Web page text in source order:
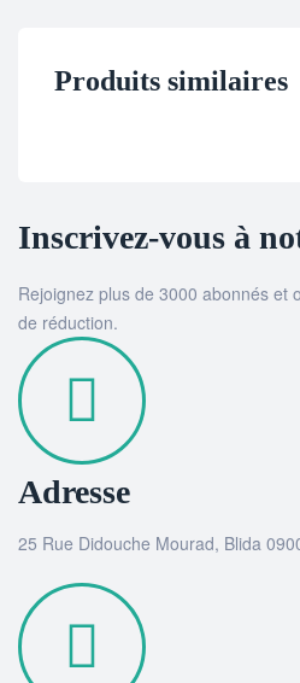
Produits similaires
Inscrivez-vous à
Rejoignez plus de 3000 abonnés et
de réduction.
Adresse
25 Rue Didouche Mourad, Blida